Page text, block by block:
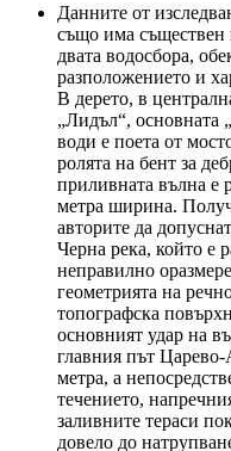
Данните от
също има съществен
двата водосбора,
разположението и
В дерето, в
„Лидъл“, основната
води е поета от
ролята на бент за
приливната вълна е
метра ширина.
авторите да
Черна река, който е
неправилно
геометрията на
топографска
основният удар на
главния път
метра, а
течението,
заливните тераси
довело до